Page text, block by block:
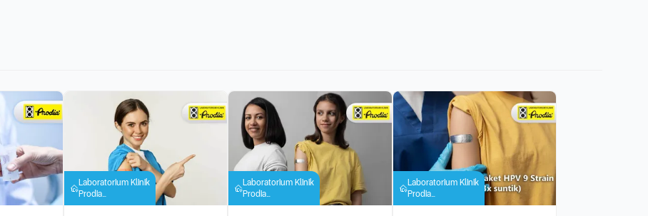
Laboratorium Klinik
Prodia
Kotamobagu
Laboratorium Klinik
Prodia
Kotamobagu
Laboratorium Klinik
Prodia
Kotamobagu